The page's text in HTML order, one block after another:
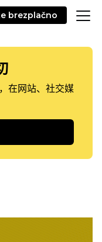
brezplačno
在网站、社交媒